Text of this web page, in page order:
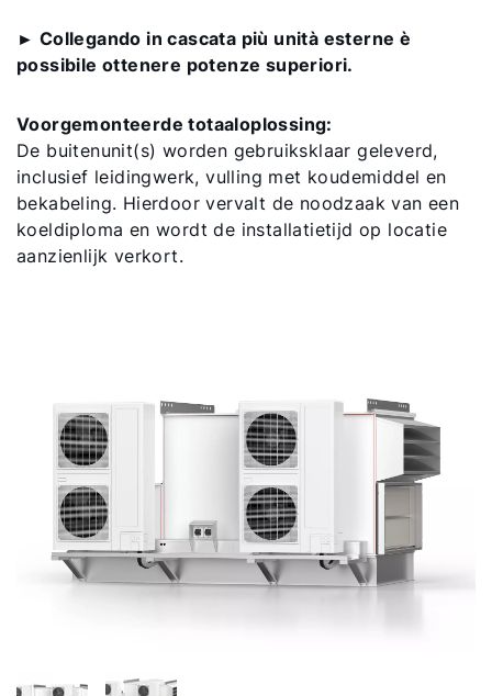
► Collegando in cascata più unità esterne è
possibile ottenere potenze superiori.
Voorgemonteerde totaaloplossing:
De buitenunit(s) worden gebruiksklaar geleverd,
inclusief leidingwerk, vulling met koudemiddel en
bekabeling. Hierdoor vervalt de noodzaak van een
koeldiploma en wordt de installatietijd op locatie
aanzienlijk verkort.